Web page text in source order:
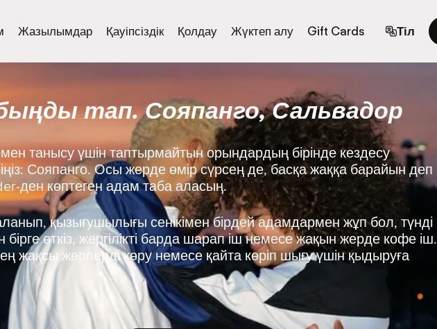
Жазылымдар Қауіпсіздік Қолдау Жүктеп алу Gift Cards Тіл
тап. Сояпанго, Сальвадор
танысу үшін таптырмайтын орындардың бірінде кездесу
Сояпанго. Осы жерде өмір сүрсең де, басқа жаққа барайын деп
ден көптеген адам таба аласың.
қызығушылығы сенікімен бірдей адамдармен жұп бол, түнді
өткіз, жергілікті барда шарап іш немесе жақын жерде кофе іш.
жақсы жерлерді көру немесе қайта көріп шығу үшін қыдыруға